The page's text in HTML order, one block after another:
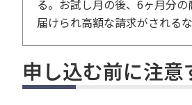
る。お試し月の後、6ヶ月分
届けられ高額な請求がされる
申し込む前に注意